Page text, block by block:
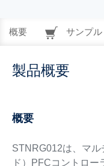
概要 サンプル
製品概要
概要
STNRG012は、マ
ド）PFCコントロ